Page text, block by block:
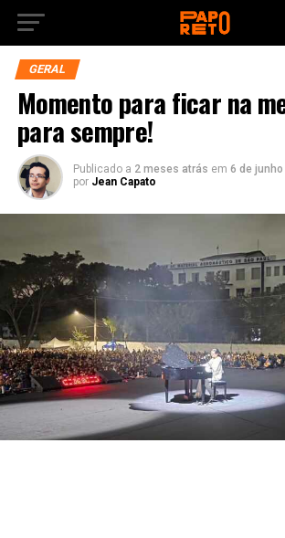
GERAL
Momento para ficar na
para sempre!
Publicado a 2 meses atrás em 6 de
por Jean Capato